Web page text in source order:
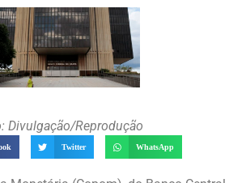
Divulgação/Reprodução
Twitter WhatsApp